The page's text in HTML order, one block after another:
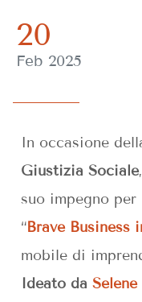
20
Feb 2025
In occasione
Giustizia Sociale,
suo impegno
“Brave Business
mobile di
Ideato da